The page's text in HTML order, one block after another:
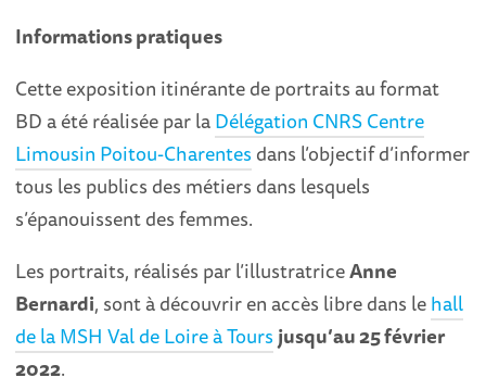
Informations pratiques
Cette exposition itinérante de portraits au format
BD a été réalisée par laDélégation CNRS Centre
Limousin Poitou-Charentes dans l’objectif d’informer
tous les publics des métiers dans lesquels
s’épanouissent des femmes.
Les portraits, réalisés par l’illustratriceAnne
Bernardi, sont à découvrir en accès libre dans lehall
de la MSH Val de Loire à Tours jusqu’au 25 février
2022.